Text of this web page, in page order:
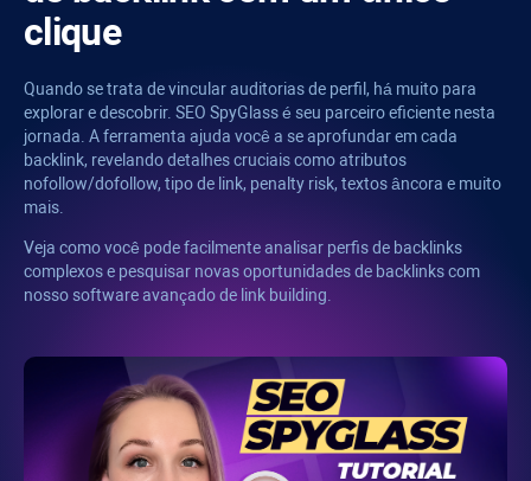
clique
Quando se trata de vincular auditorias de perfil, há muito para
explorar e descobrir. SEO SpyGlassé seu parceiro eficiente nesta
jornada. A ferramenta ajuda você a se aprofundar em cada
backlink, revelando detalhes cruciais como atributos
nofollow/dofollow, tipo de link, penalty risk, textos âncora e muito
mais.
Veja como você pode facilmente analisar perfis de backlinks
complexos e pesquisar novas oportunidades de backlinks com
nosso software avançado de link building.